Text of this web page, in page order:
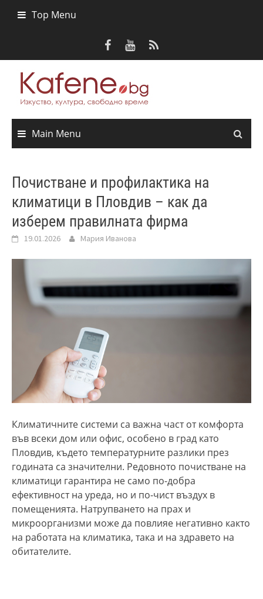
Top Menu
Main Menu
Почистване и профилактика на
климатици в Пловдив – как да
изберем правилната фирма
19.01.2026 Мария Иванова
Климатичните системи са важна част от комфорта
във всеки дом или офис, особено в град като
Пловдив, където температурните разлики през
годината са значителни. Редовното почистване на
климатици гарантира не само по-добра
ефективност на уреда, но и по-чист въздух в
помещенията. Натрупването на прах и
микроорганизми може да повлияе негативно както
на работата на климатика, така и на здравето на
обитателите.